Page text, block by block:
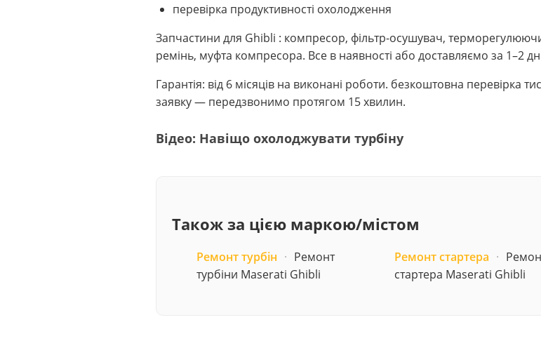
перевірка продуктивності охолодження
Запчастини для Ghibli : компресор, фільтр-осушувач,
ремінь, муфта компресора. Все в наявності або доставляємо за 1–2
Гарантія: від 6 місяців на виконані роботи. безкоштовна перевірка
заявку — передзвонимо протягом 15 хвилин.
Відео: Навіщо охолоджувати турбіну
Також за цією маркою/містом
Ремонт турбін · Ремонт
турбіни Maserati Ghibli
Ремонт стартера ·
стартера Maserati Ghibli